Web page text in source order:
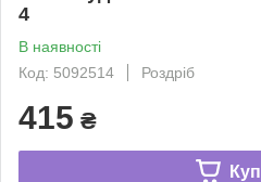
4
В наявності
Код: 5092514
Роздріб
415 ₴